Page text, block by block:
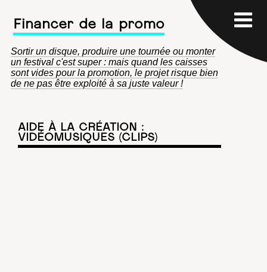
Financer de la promo
Sortir un disque, produire une tournée ou monter
un festival c'est super : mais quand les caisses
sont vides pour la promotion, le projet risque bien
de ne pas être exploité à sa juste valeur !
AIDE À LA CRÉATION :
VIDÉOMUSIQUES (CLIPS)